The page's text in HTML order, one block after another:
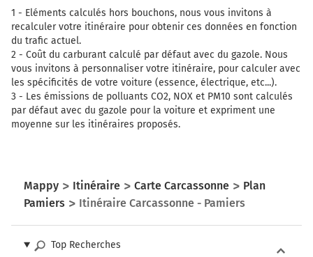
1 - Eléments calculés hors bouchons, nous vous invitons à
recalculer votre itinéraire pour obtenir ces données en fonction
du trafic actuel.
2 - Coût du carburant calculé par défaut avec du gazole. Nous
vous invitons à personnaliser votre itinéraire, pour calculer avec
les spécificités de votre voiture (essence, électrique, etc...).
3 - Les émissions de polluants CO2, NOX et PM10 sont calculés
par défaut avec du gazole pour la voiture et expriment une
moyenne sur les itinéraires proposés.
Mappy Itinéraire Carte Carcassonne
Plan
Pamiers
Itinéraire Carcassonne - Pamiers
Top Recherches